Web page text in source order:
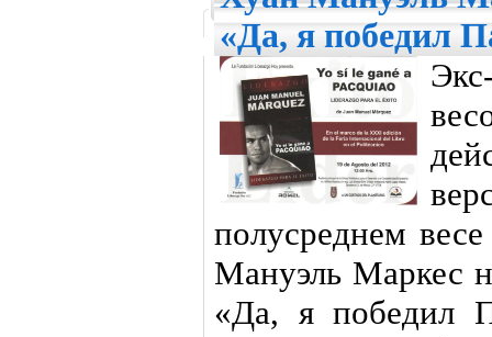
«Да, я победил
полусреднем
Мануэль Маркес
«Да, я победил